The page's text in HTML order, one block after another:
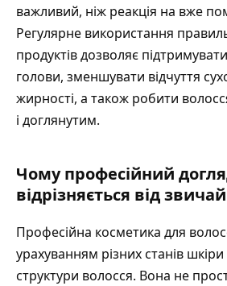
важливий, ніж реакція на вже
Регулярне використання
продуктів дозволяє
голови, зменшувати відчуття
жирності, а також робити
і доглянутим.
Чому професійний
відрізняється від
Професійна косметика для
урахуванням різних станів
структури волосся. Вона не